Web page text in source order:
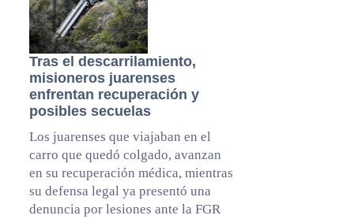
Tras el descarrilamiento,
misioneros juarenses
enfrentan recuperación y
posibles secuelas
Los juarenses que viajaban en el
carro que quedó colgado, avanzan
en su recuperación médica, mientras
su defensa legal ya presentó una
denuncia por lesiones ante la FGR